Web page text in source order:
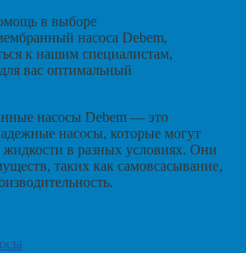
в выборе
насоса Debem,
к нашим специалистам,
вас оптимальный
насосы Debem — это
насосы, которые могут
жидкости в разных условиях. Они
таких как самовсасывание,